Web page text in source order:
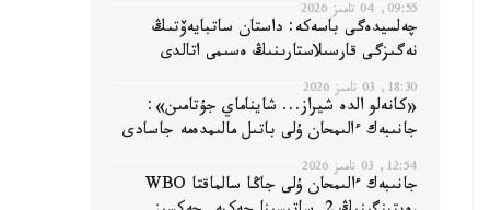
09:55, 04 تامىز 2026
چەلسيدەگى باسەكە: داستان ساتبايەۆتىڭ
نەگىزگى قارسىلاستارىنىڭ ەسىمى اتالدى
18:30, 03 تامىز 2026
«كانەلو الدە شيراز... شايناماي جۇتامىن»:
جانىبەك ءالىمحان ۇلى باتىل مالىمدەمە جاسادى
12:54, 03 تامىز 2026
جانىبەك ءالىمحان ۇلى جاڭا سالماقتا WBO